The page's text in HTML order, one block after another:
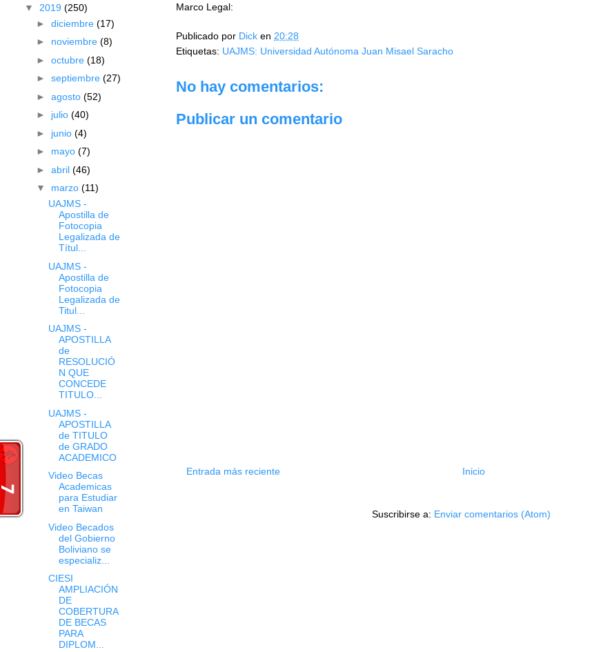
Marco Legal:
Publicado por Dick en 20:28
Etiquetas: UAJMS: Universidad Autónoma Juan Misael Saracho
No hay comentarios:
Publicar un comentario
Entrada más reciente Inicio
Suscribirse a: Enviar comentarios (Atom)
▼ 2019 (250)
► diciembre (17)
► noviembre (8)
► octubre (18)
► septiembre (27)
► agosto (52)
► julio (40)
► junio (4)
► mayo (7)
► abril (46)
▼ marzo (11)
UAJMS -
Apostilla de
Fotocopia
Legalizada de
Títul...
UAJMS -
Apostilla de
Fotocopia
Legalizada de
Titul...
UAJMS -
APOSTILLA
de
RESOLUCIÓ
N QUE
CONCEDE
TITULO...
UAJMS -
APOSTILLA
de TITULO
de GRADO
ACADEMICO
Video Becas
Academicas
para Estudiar
en Taiwan
Video Becados
del Gobierno
Boliviano se
especializ...
CIESI
AMPLIACIÓN
DE
COBERTURA
DE BECAS
PARA
DIPLOM...